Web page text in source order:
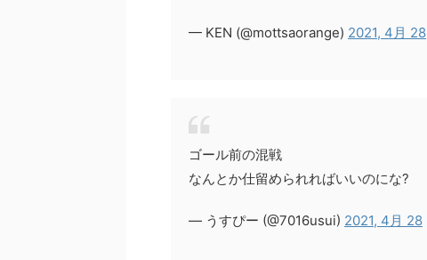
— KEN (@mottsaorange) 2021, 4月 28
ゴール前の混戦
なんとか仕留められればいいのにな?
— うすぴー (@7016usui) 2021, 4月 28